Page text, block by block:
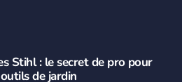
Stihl : le secret de pro pour
de jardin